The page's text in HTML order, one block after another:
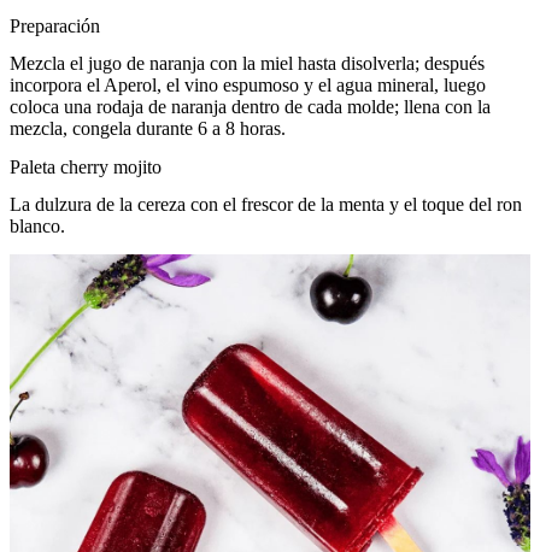
Preparación
Mezcla el jugo de naranja con la miel hasta disolverla; después
incorpora el Aperol, el vino espumoso y el agua mineral, luego
coloca una rodaja de naranja dentro de cada molde; llena con la
mezcla, congela durante 6 a 8 horas.
Paleta cherry mojito
La dulzura de la cereza con el frescor de la menta y el toque del ron
blanco.